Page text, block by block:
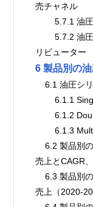
売チャネル
        5.7.2 油圧シリンダーの製造代表的なディスト
リビューター
6 製品別の
6.1 油圧
6.1.1
6.1.2
    6.2 製品別のグローバル油圧シリンダーの製造の
売上とCAGR
    6.3 製品別のグローバル油圧シリンダーの製造の
売上（2020-